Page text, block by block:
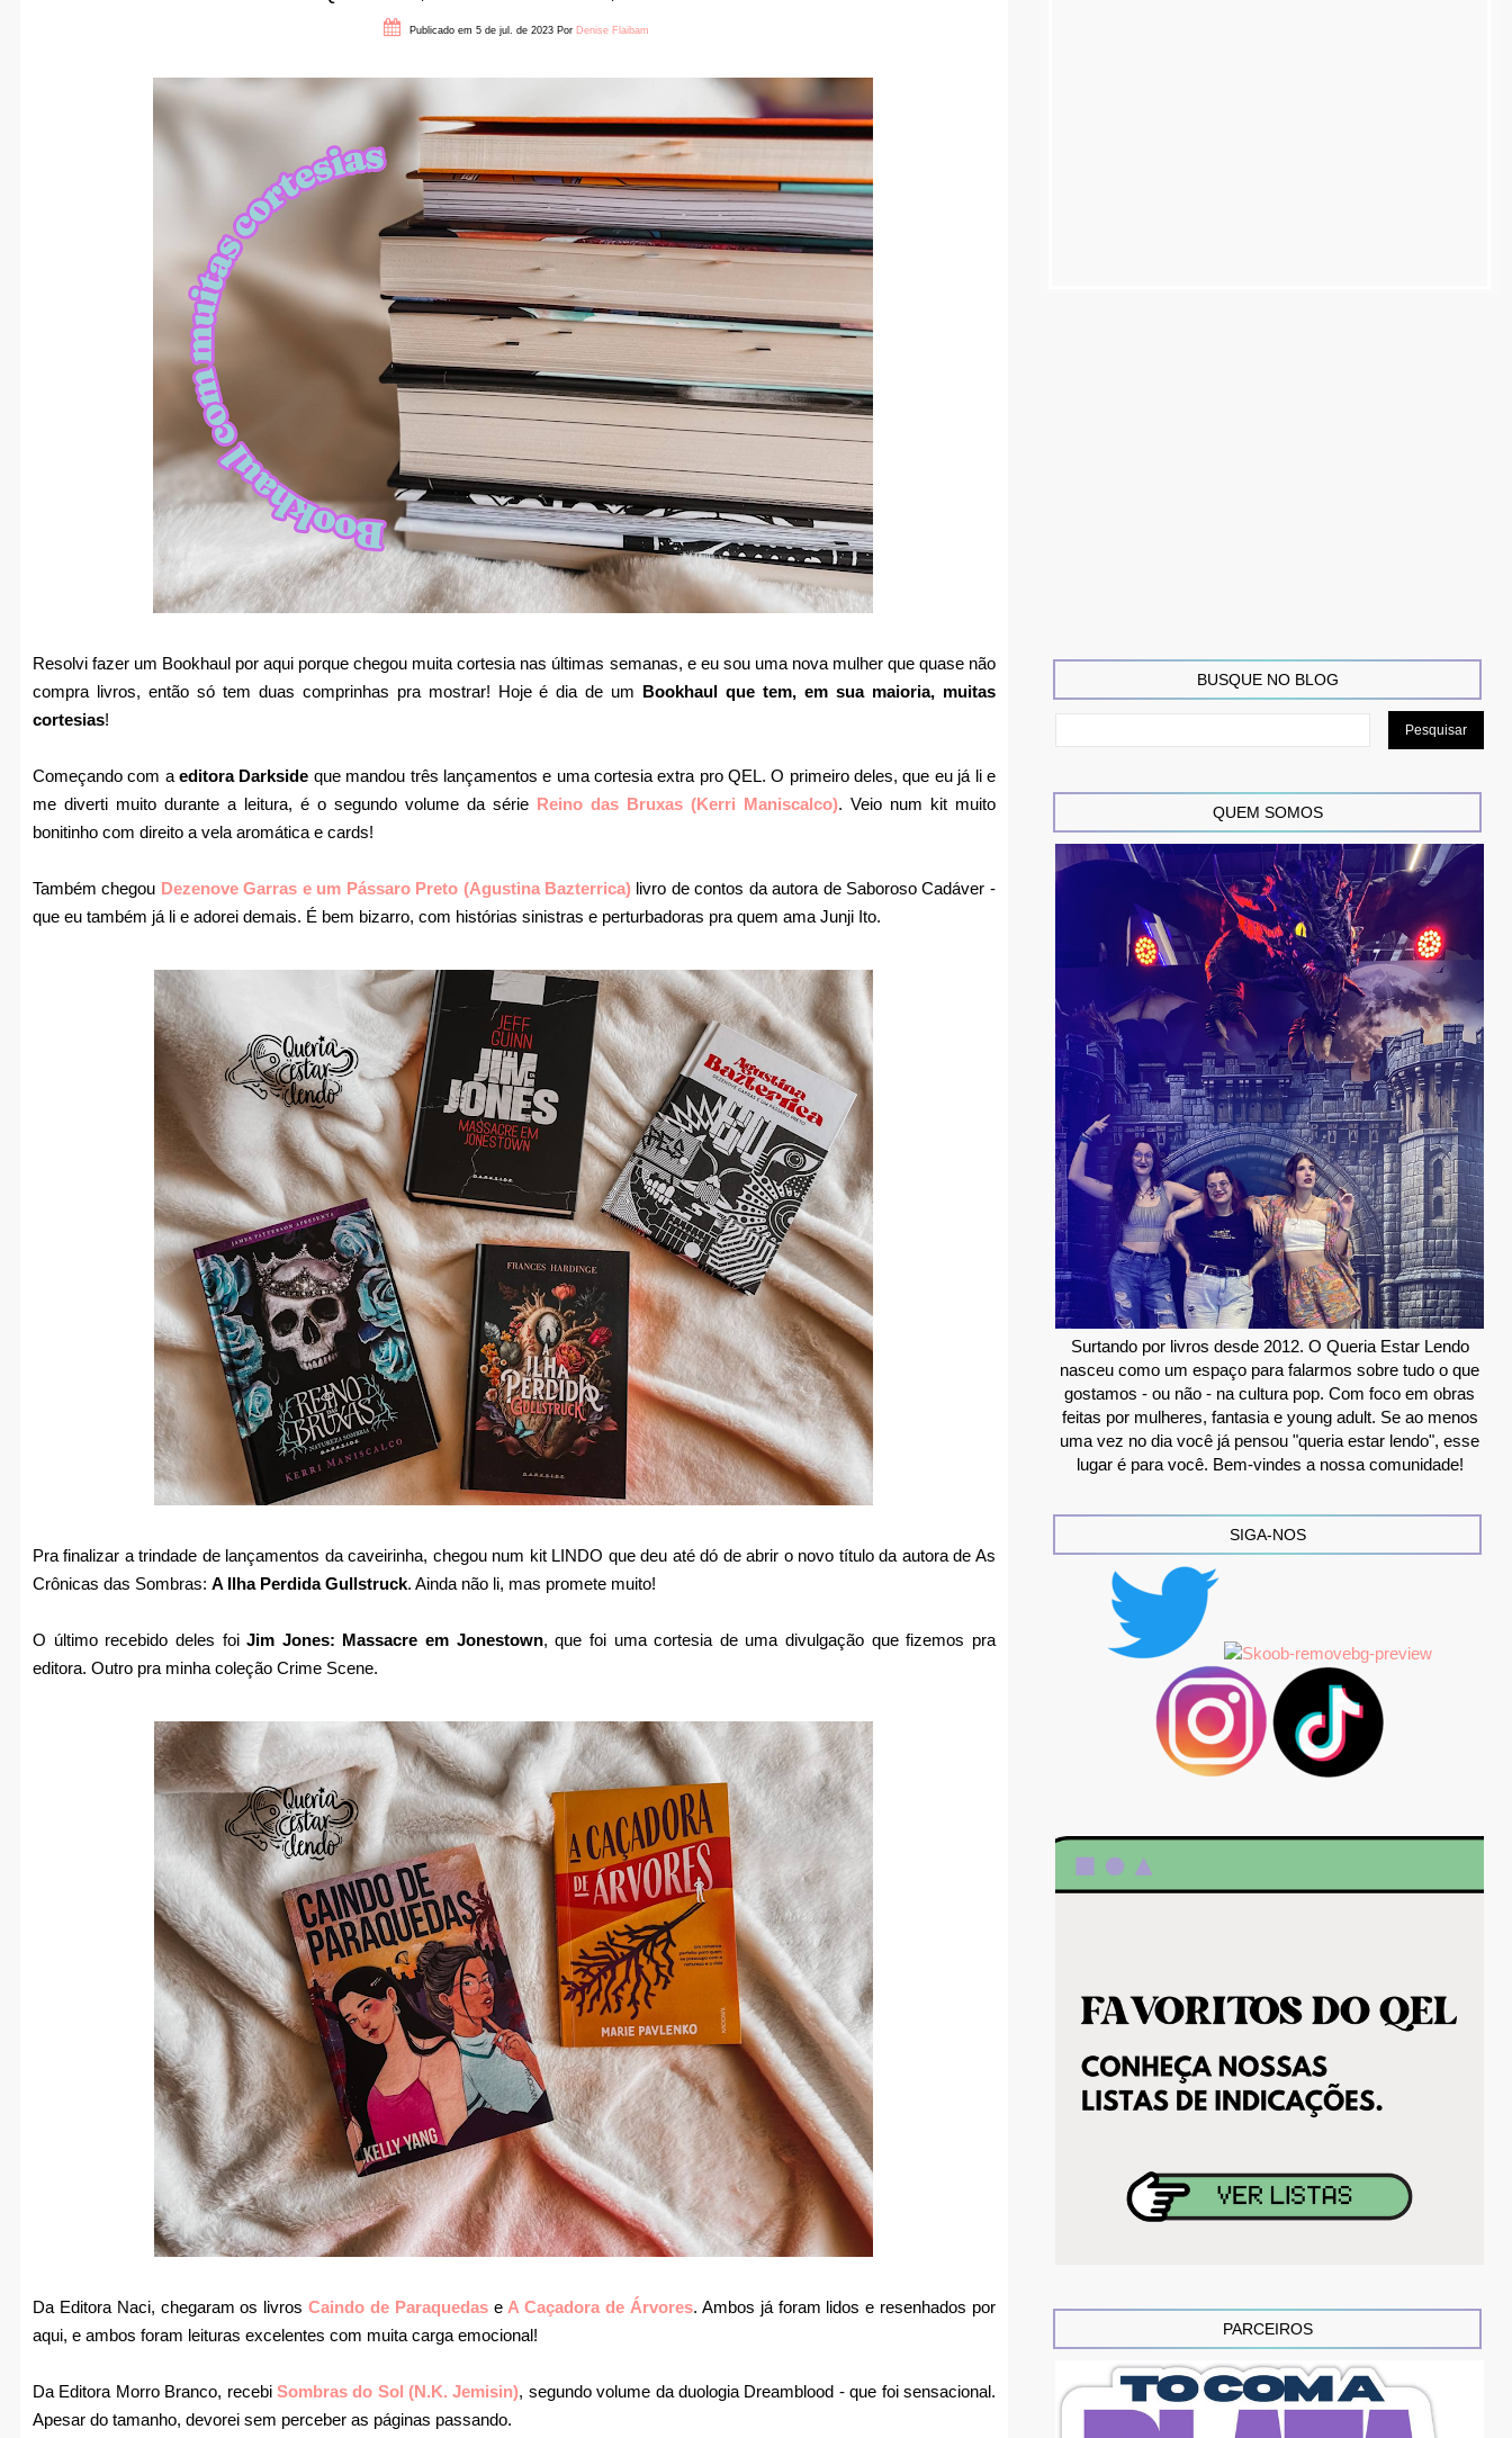
Publicado em 5 de jul. de 2023 Por Denise Flaibam
Resolvi fazer um Bookhaul por aqui porque chegou muita cortesia nas últimas semanas, e eu sou uma nova mulher que quase não
compra livros, então só tem duas comprinhas pra mostrar! Hoje é dia de um Bookhaul que tem, em sua maioria, muitas
cortesias!
Começando com aeditora Darkside que mandou três lançamentos e uma cortesia extra pro QEL. O primeiro deles, que eu já li e
me diverti muito durante a leitura, é o segundo volume da série Reino das Bruxas (Kerri Maniscalco). Veio num kit muito
bonitinho com direito a vela aromática e cards!
Também chegou Dezenove Garras e um Pássaro Preto (Agustina Bazterrica) livro de contos da autora de Saboroso Cadáver -
que eu também já li e adorei demais. É bem bizarro, com histórias sinistras e perturbadoras pra quem ama Junji Ito.
Pra finalizar a trindade de lançamentos da caveirinha, chegou num kit LINDO que deu até dó de abrir o novo título da autora de As
Crônicas das Sombras: A Ilha Perdida Gullstruck. Ainda não li, mas promete muito!
O último recebido deles foiJim Jones: Massacre em Jonestown, que foi uma cortesia de uma divulgação que fizemos pra
editora. Outro pra minha coleção Crime Scene.
Da Editora Naci, chegaram os livrosCaindo de Paraquedase A Caçadora de Árvores. Ambos já foram lidos e resenhados por
aqui, e ambos foram leituras excelentes com muita carga emocional!
Da Editora Morro Branco, recebi Sombras do Sol (N.K. Jemisin), segundo volume da duologia Dreamblood - que foi sensacional.
Apesar do tamanho, devorei sem perceber as páginas passando.
BUSQUE NO BLOG
QUEM SOMOS
Surtando por livros desde 2012. O Queria Estar Lendo
nasceu como um espaço para falarmos sobre tudo o que
gostamos - ou não - na cultura pop. Com foco em obras
feitas por mulheres, fantasia e young adult. Se ao menos
uma vez no dia você já pensou "queria estar lendo", esse
lugar é para você. Bem-vindes a nossa comunidade!
SIGA-NOS
PARCEIROS